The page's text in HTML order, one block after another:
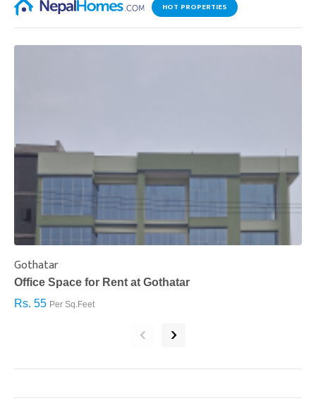
HOT PROPERTIES
Gothatar
Office Space for Rent at Gothatar
Rs. 55 Per Sq.Feet
‹ ›